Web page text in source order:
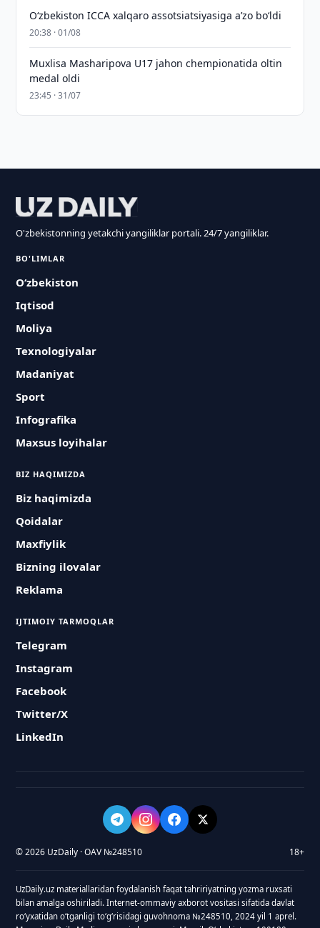
O‘zbekiston ICCA xalqaro assotsiatsiyasiga aʼzo bo‘ldi
20:38 · 01/08
Muxlisa Masharipova U17 jahon chempionatida oltin
medal oldi
23:45 · 31/07
O'zbekistonning yetakchi yangiliklar portali. 24/7 yangiliklar.
BO'LIMLAR
O‘zbekiston
Iqtisod
Moliya
Texnologiyalar
Madaniyat
Sport
Infografika
Maxsus loyihalar
BIZ HAQIMIZDA
Biz haqimizda
Qoidalar
Maxfiylik
Bizning ilovalar
Reklama
IJTIMOIY TARMOQLAR
Telegram
Instagram
Facebook
Twitter/X
LinkedIn
© 2026 UzDaily · OAV №248510 18+
UzDaily.uz materiallaridan foydalanish faqat tahririyatning yozma ruxsati
bilan amalga oshiriladi. Internet-ommaviy axborot vositasi sifatida davlat
roʻyxatidan oʻtganligi toʻgʻrisidagi guvohnoma №248510, 2024 yil 1 aprel.